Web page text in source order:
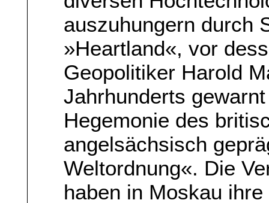
auszuhungern durch
»Heartland«, vor
Geopolitiker Harold
Jahrhunderts
Hegemonie des
angelsächsisch
Weltordnung«. Die
haben in Moskau